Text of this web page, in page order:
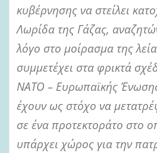
κυβέρνησης να στείλει
Λωρίδα της Γάζας,
λόγο στο μοίρασμα της
συμμετέχει στα φρικτά
ΝΑΤΟ – Ευρωπαϊκής
έχουν ως στόχο να
σε ένα προτεκτοράτο στο
υπάρχει χώρος για την